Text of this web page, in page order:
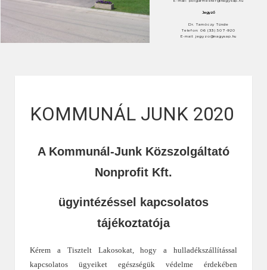
Jegyző
Dr. Tarnóczy Tünde
Telefon: 06 (33) 507-920
E-mail: jegyzo@nagysap.hu
KOMMUNÁL JUNK 2020
A Kommunál-Junk Közszolgáltató
Nonprofit Kft.
ügyintézéssel kapcsolatos
tájékoztatója
Kérem a Tisztelt Lakosokat, hogy a hulladékszállítással
kapcsolatos ügyeiket egészségük védelme érdekében